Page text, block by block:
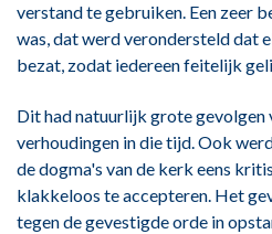
verstand te gebruiken. Een zeer
was, dat werd verondersteld dat
bezat, zodat iedereen feitelijk
Dit had natuurlijk grote gevolgen
verhoudingen in die tijd. Ook
de dogma's van de kerk eens
klakkeloos te accepteren. Het
tegen de gevestigde orde in